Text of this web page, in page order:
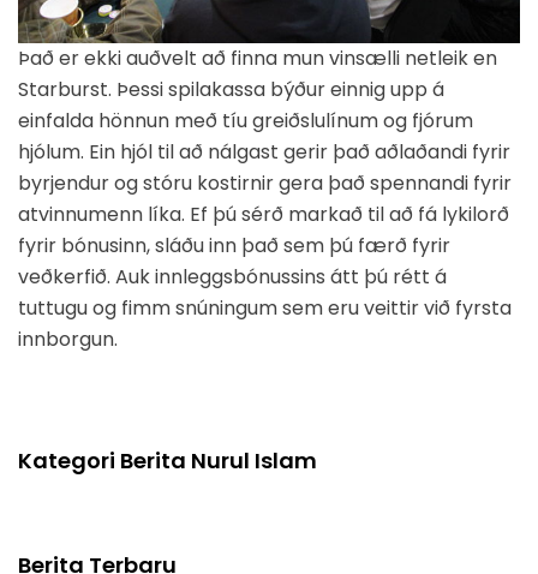
Það er ekki auðvelt að finna mun vinsælli netleik en
Starburst. Þessi spilakassa býður einnig upp á
einfalda hönnun með tíu greiðslulínum og fjórum
hjólum. Ein hjól til að nálgast gerir það aðlaðandi fyrir
byrjendur og stóru kostirnir gera það spennandi fyrir
atvinnumenn líka. Ef þú sérð markað til að fá lykilorð
fyrir bónusinn, sláðu inn það sem þú færð fyrir
veðkerfið. Auk innleggsbónussins átt þú rétt á
tuttugu og fimm snúningum sem eru veittir við fyrsta
innborgun.
Kategori Berita Nurul Islam
Berita Terbaru